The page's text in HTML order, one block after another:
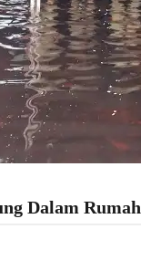
Dalam Rumah